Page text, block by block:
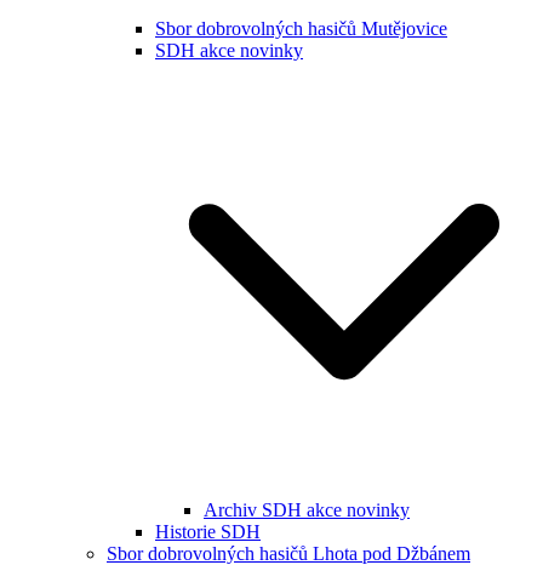
Sbor dobrovolných hasičů Mutějovice
SDH akce novinky
Archiv SDH akce novinky
Historie SDH
Sbor dobrovolných hasičů Lhota pod Džbánem